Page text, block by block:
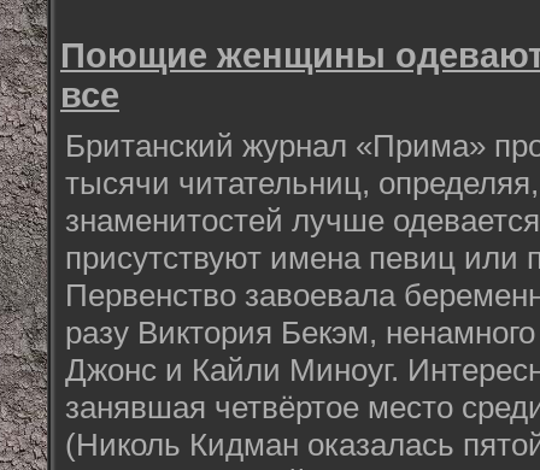
Поющие женщины
все
Британский журнал «Прима»
тысячи читательниц,
знаменитостей лучше
присутствуют имена певиц или
Первенство завоевала
разу Виктория Бекэм,
Джонс и Кайли Миноуг.
занявшая четвёртое место
(Николь Кидман оказалась